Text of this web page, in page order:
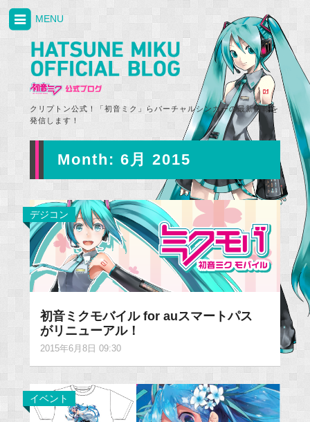
クリプトン公式！「初音ミク」らバーチャルシンガーの最新情報を
発信します！
MENU
Month: 6月 2015
デジコン
初音ミクモバイル for auスマートパス
がリニューアル！
2015年6月8日 09:30
イベント